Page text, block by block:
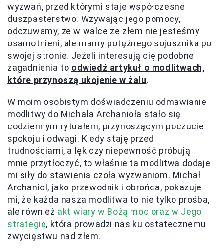
wyzwań, przed którymi staje współczesne
duszpasterstwo. Wzywając jego pomocy,
odczuwamy, że w walce ze złem nie jesteśmy
osamotnieni, ale mamy potężnego sojusznika po
swojej stronie. Jeżeli interesują cię podobne
zagadnienia to odwiedź artykuł o modlitwach,
które przynoszą ukojenie w żalu.
W moim osobistym doświadczeniu odmawianie
modlitwy do Michała Archanioła stało się
codziennym rytuałem, przynoszącym poczucie
spokoju i odwagi. Kiedy staję przed
trudnościami, a lęk czy niepewność próbują
mnie przytłoczyć, to właśnie ta modlitwa dodaje
mi siły do stawienia czoła wyzwaniom. Michał
Archanioł, jako przewodnik i obrońca, pokazuje
mi, że każda nasza modlitwa to nie tylko prośba,
ale również akt wiary w Bożą moc oraz w Jego
strategię, która prowadzi nas ku ostatecznemu
zwycięstwu nad złem.